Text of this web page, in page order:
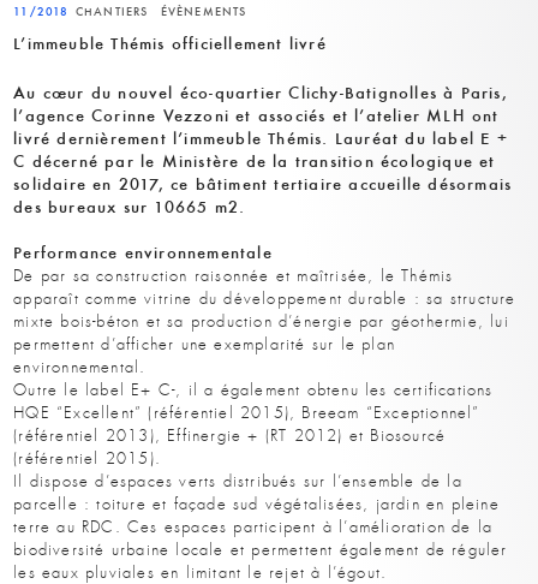
11/2018 CHANTIERS ÉVÈNEMENTS
L’immeuble Thémis officiellement livré
Au cœur du nouvel éco-quartier Clichy-Batignolles à Paris,
l’agence Corinne Vezzoni et associés et l’atelier MLH ont
livré dernièrement l’immeuble Thémis. Lauréat du label E +
C décerné par le Ministère de la transition écologique et
solidaire en 2017, ce bâtiment tertiaire accueille désormais
des bureaux sur 10665 m2.
Performance environnementale
De par sa construction raisonnée et maîtrisée, le Thémis
apparaît comme vitrine du développement durable : sa structure
mixte bois-béton et sa production d’énergie par géothermie, lui
permettent d’afficher une exemplarité sur le plan
environnemental.
Outre le label E+ C-, il a également obtenu les certifications
HQE “Excellent” (référentiel 2015), Breeam “Exceptionnel”
(référentiel 2013), Effinergie + (RT 2012) et Biosourcé
(référentiel 2015).
Il dispose d’espaces verts distribués sur l’ensemble de la
parcelle : toiture et façade sud végétalisées, jardin en pleine
terre au RDC. Ces espaces participent à l’amélioration de la
biodiversité urbaine locale et permettent également de réguler
les eaux pluviales en limitant le rejet à l’égout.